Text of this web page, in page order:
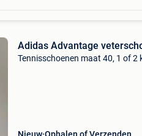
Adidas Advantage
Tennisschoenen maat 40, 1 of 2